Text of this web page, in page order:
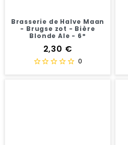
Brasserie de Halve Maan
- Brugse zot - Bière
Blonde Ale - 6°
Prix
2,30 €
0